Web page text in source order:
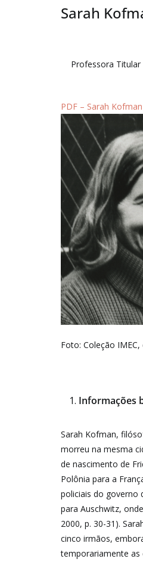
Sarah
Professora
PDF – Sarah Kofman
Foto: Coleção
Informações
Sarah Kofman,
morreu na mesma
de nascimento de
Polônia para a
policiais do governo
para Auschwitz,
2000, p. 30-31).
cinco irmãos,
temporariamente as